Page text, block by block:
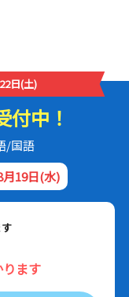
日(土)
付中！
/国語
19日(水)
ます